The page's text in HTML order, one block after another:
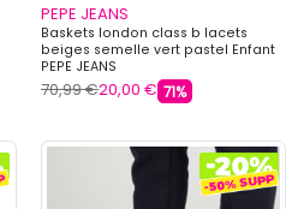
PEPE JEANS
Baskets london class b lacets
beiges semelle vert pastel Enfant
PEPE JEANS
70,99 €20,00 € 71%